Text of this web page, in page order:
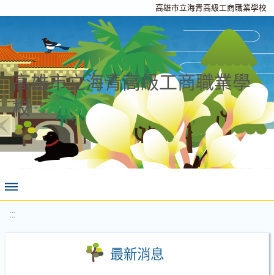
高雄市立海青高級工商職業學校
高雄市立海青高級工商職業學
校
:::
最新消息